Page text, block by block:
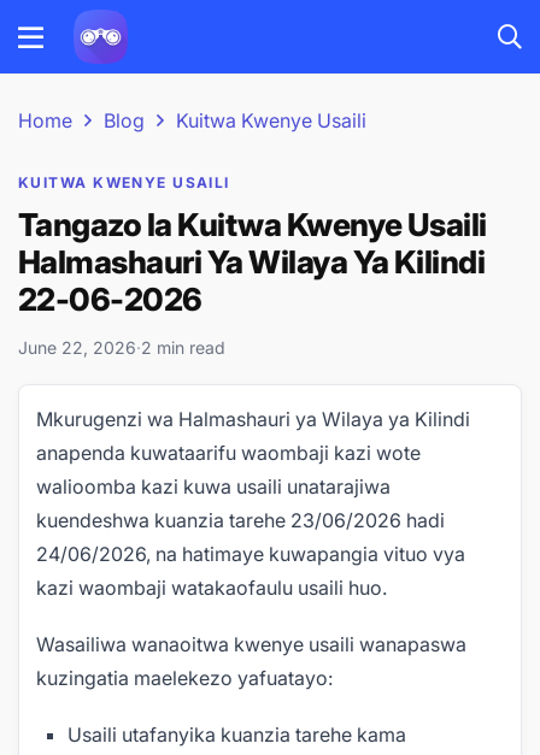
Home Blog Kuitwa Kwenye Usaili
KUITWA KWENYE USAILI
Tangazo la Kuitwa Kwenye Usaili
Halmashauri Ya Wilaya Ya Kilindi
22-06-2026
June 22, 2026·2 min read
Mkurugenzi wa Halmashauri ya Wilaya ya Kilindi
anapenda kuwataarifu waombaji kazi wote
walioomba kazi kuwa usaili unatarajiwa
kuendeshwa kuanzia tarehe 23/06/2026 hadi
24/06/2026, na hatimaye kuwapangia vituo vya
kazi waombaji watakaofaulu usaili huo.
Wasailiwa wanaoitwa kwenye usaili wanapaswa
kuzingatia maelekezo yafuatayo:
Usaili utafanyika kuanzia tarehe kama